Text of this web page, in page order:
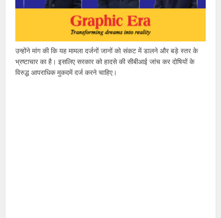
उन्होंने मांग की कि यह मामला दर्जनों जानों को संकट में डालने और बड़े स्तर के
भ्रष्टाचार का है। इसलिए सरकार को हादसे की सीबीआई जांच कर दोषियों के
विरुद्ध आपराधिक मुकदमें दर्ज करने चाहिए।